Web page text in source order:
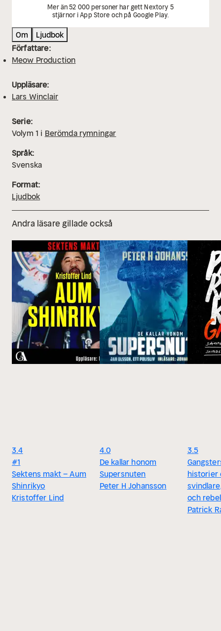
Mer än 52 000 personer har gett Nextory 5
stjärnor i App Store och på Google Play.
Om
Ljudbok
Författare:
Meow Production
Uppläsare:
Lars Winclair
Serie:
Volym 1 i Berömda rymningar
Språk:
Svenska
Format:
Ljudbok
Andra läsare gillade också
3.4
#1
Sektens makt – Aum
Shinrikyo
Kristoffer Lind
4.0
De kallar honom
Supersnuten
Peter H Johansson
3.5
historier
och
Patrick